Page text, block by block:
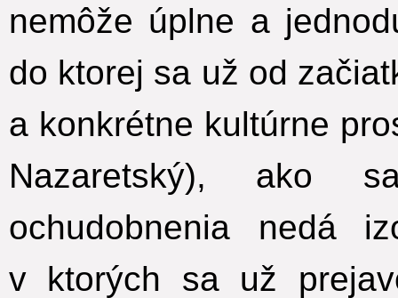
nemôže úplne a
do ktorej sa už od
a konkrétne kultúrne
Nazaretský), ako
ochudobnenia nedá
v ktorých sa už